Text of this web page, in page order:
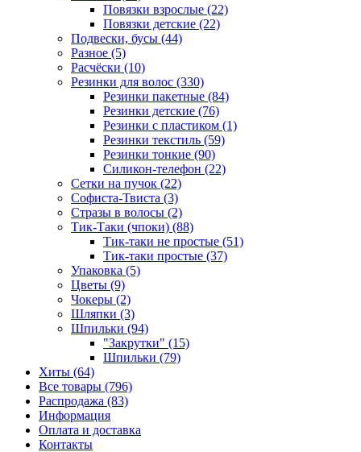
Повязки взрослые (22)
Повязки детские (22)
Подвески, бусы (44)
Разное (5)
Расчёски (10)
Резинки для волос (330)
Резинки пакетные (84)
Резинки детские (76)
Резинки с пластиком (1)
Резинки текстиль (59)
Резинки тонкие (90)
Силикон-телефон (22)
Сетки на пучок (22)
Софиста-Твиста (3)
Стразы в волосы (2)
Тик-Таки (чпоки) (88)
Тик-таки не простые (51)
Тик-таки простые (37)
Упаковка (5)
Цветы (9)
Чокеры (2)
Шляпки (3)
Шпильки (94)
"Закрутки" (15)
Шпильки (79)
Хиты (64)
Все товары (796)
Распродажа (83)
Информация
Оплата и доставка
Контакты